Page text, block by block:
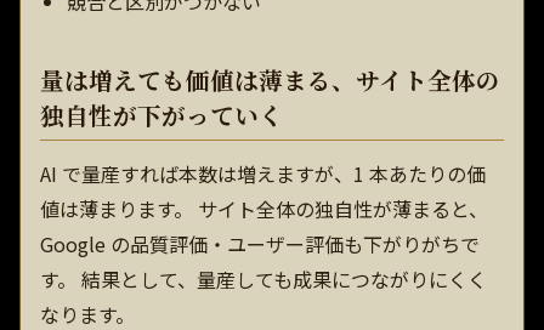
量は増えても価値は薄まる、サイト全体の
独自性が下がっていく
AI で量産すれば本数は増えますが、1 本あたりの価
値は薄まります。 サイト全体の独自性が薄まると、
Google の品質評価・ユーザー評価も下がりがちで
す。 結果として、量産しても成果につながりにくく
なります。